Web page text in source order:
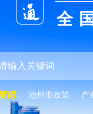
全
池州市政策 产